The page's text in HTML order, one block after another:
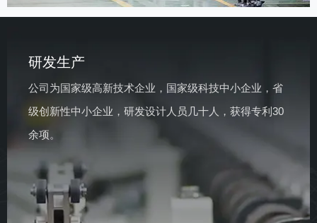
研发生产
公司为国家级高新技术企业，国家级科技中小企业，省
级创新性中小企业，研发设计人员几十人，获得专利30
余项。